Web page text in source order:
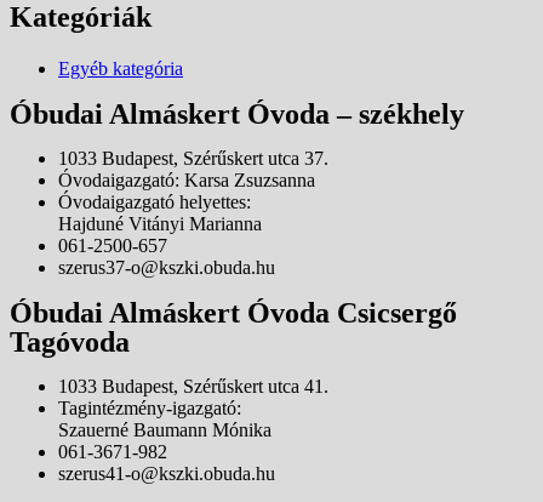
Kategóriák
Egyéb kategória
Óbudai Almáskert Óvoda – székhely
1033 Budapest, Szérűskert utca 37.
Óvodaigazgató: Karsa Zsuzsanna
Óvodaigazgató helyettes:
Hajduné Vitányi Marianna
061-2500-657
szerus37-o@kszki.obuda.hu
Óbudai Almáskert Óvoda Csicsergő
Tagóvoda
1033 Budapest, Szérűskert utca 41.
Tagintézmény-igazgató:
Szauerné Baumann Mónika
061-3671-982
szerus41-o@kszki.obuda.hu